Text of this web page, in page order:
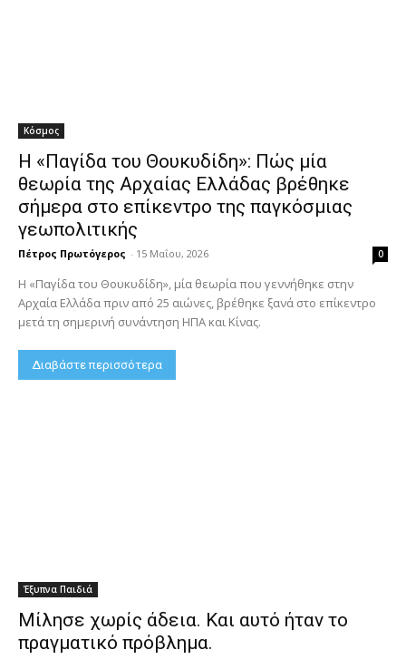
Κόσμος
Η «Παγίδα του Θουκυδίδη»: Πώς μία
θεωρία της Αρχαίας Ελλάδας βρέθηκε
σήμερα στο επίκεντρο της παγκόσμιας
γεωπολιτικής
Πέτρος Πρωτόγερος - 15 Μαΐου, 2026 0
Η «Παγίδα του Θουκυδίδη», μία θεωρία που γεννήθηκε στην
Αρχαία Ελλάδα πριν από 25 αιώνες, βρέθηκε ξανά στο επίκεντρο
μετά τη σημερινή συνάντηση ΗΠΑ και Κίνας.
Διαβάστε περισσότερα
Έξυπνα Παιδιά
Μίλησε χωρίς άδεια. Και αυτό ήταν το
πραγματικό πρόβλημα.